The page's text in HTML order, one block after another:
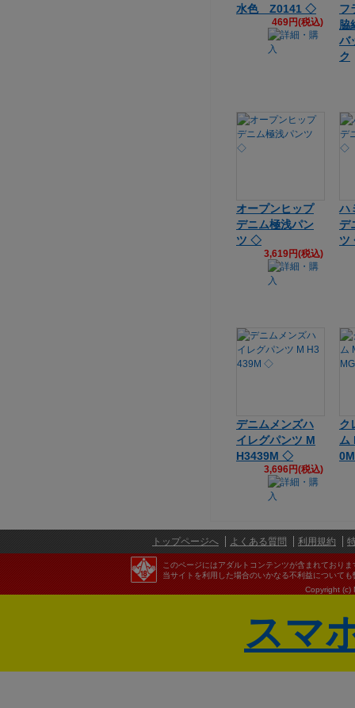
水色 Z0141 ◇
469円(税込)
フ
脇
バ
ク
オープンヒップ
デニム極浅パン
ツ ◇
3,619円(税込)
ハ
デ
デニムメンズハ
イレグパンツ M
H3439M ◇
3,696円(税込)
ク
ム
トップページへ よくある質問 利用規約
このページにはアダルトコンテンツが含まれており
当サイトを利用した場合のいかなる不利益について
Copyright (c)
スマ